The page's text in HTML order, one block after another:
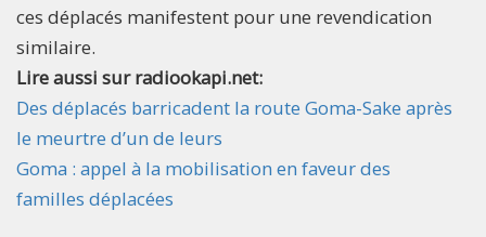
ces déplacés manifestent pour une revendication
similaire.
Lire aussi sur radiookapi.net:
Des déplacés barricadent la route Goma-Sake après
le meurtre d’un de leurs
Goma : appel à la mobilisation en faveur des
familles déplacées